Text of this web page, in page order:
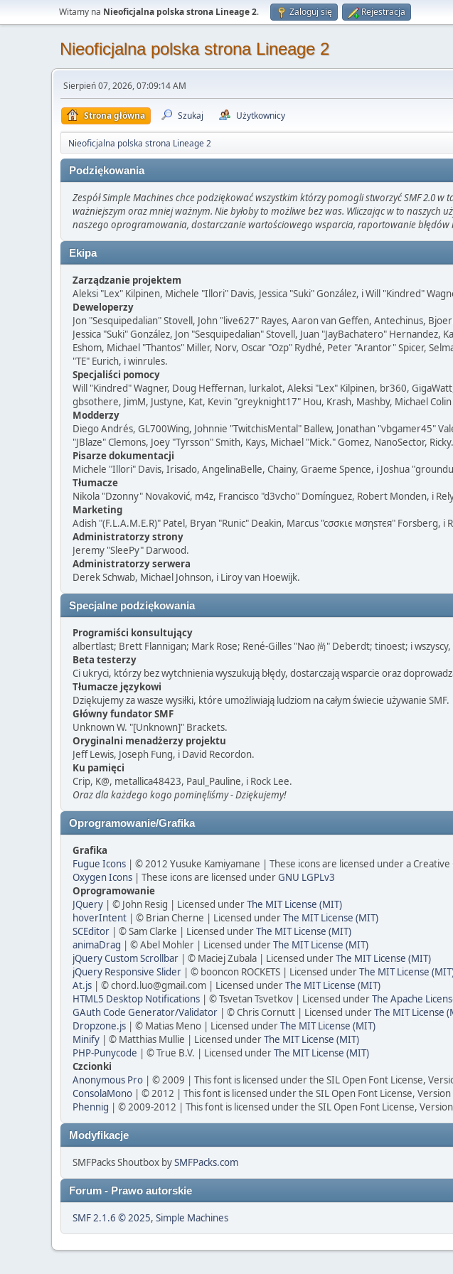
Witamy na Nieoficjalna polska strona Lineage 2. Zaloguj się Rejestracja
Nieoficjalna polska strona Lineage 2
Sierpień 07, 2026, 07:09:14 AM
Strona główna Szukaj Użytkownicy
Nieoficjalna polska strona Lineage 2
Podziękowania
Zespół Simple Machines chce podziękować wszystkim którzy pomogli stworzyć SMF 2.0
ważniejszym oraz mniej ważnym. Nie byłoby to możliwe bez was. Wliczając w to
naszego oprogramowania, dostarczanie wartościowego wsparcia, raportowanie błędów
Ekipa
Zarządzanie projektem
Aleksi "Lex" Kilpinen, Michele "Illori" Davis, Jessica "Suki" González, i Will "Kindred"
Deweloperzy
Jon "Sesquipedalian" Stovell, John "live627" Rayes, Aaron van Geffen, Antechinus,
Jessica "Suki" González, Jon "Sesquipedalian" Stovell, Juan "JayBachatero"
Eshom, Michael "Thantos" Miller, Norv, Oscar "Ozp" Rydhé, Peter "Arantor" Spicer,
"TE" Eurich, i winrules.
Specjaliści pomocy
Will "Kindred" Wagner, Doug Heffernan, lurkalot, Aleksi "Lex" Kilpinen, br360,
gbsothere, JimM, Justyne, Kat, Kevin "greyknight17" Hou, Krash, Mashby, Michael
Modderzy
Diego Andrés, GL700Wing, Johnnie "TwitchisMental" Ballew, Jonathan "vbgamer45"
"JBlaze" Clemons, Joey "Tyrsson" Smith, Kays, Michael "Mick." Gomez, NanoSector,
Pisarze dokumentacji
Michele "Illori" Davis, Irisado, AngelinaBelle, Chainy, Graeme Spence, i Joshua
Tłumacze
Nikola "Dzonny" Novaković, m4z, Francisco "d3vcho" Domínguez, Robert Monden, i
Marketing
Adish "(F.L.A.M.E.R)" Patel, Bryan "Runic" Deakin, Marcus "cσσкιє мσηѕтєя" Forsberg, i
Administratorzy strony
Jeremy "SleePy" Darwood.
Administratorzy serwera
Derek Schwab, Michael Johnson, i Liroy van Hoewijk.
Specjalne podziękowania
Programiści konsultujący
albertlast; Brett Flannigan; Mark Rose; René-Gilles "Nao 尚" Deberdt; tinoest; i
Beta testerzy
Ci ukryci, którzy bez wytchnienia wyszukują błędy, dostarczają wsparcie oraz
Tłumacze językowi
Dziękujemy za wasze wysiłki, które umożliwiają ludziom na całym świecie używanie SMF.
Główny fundator SMF
Unknown W. "[Unknown]" Brackets.
Oryginalni menadżerzy projektu
Jeff Lewis, Joseph Fung, i David Recordon.
Ku pamięci
Crip, K@, metallica48423, Paul_Pauline, i Rock Lee.
Oraz dla każdego kogo pominęliśmy - Dziękujemy!
Oprogramowanie/Grafika
Grafika
Fugue Icons | © 2012 Yusuke Kamiyamane | These icons are licensed under a
Oxygen Icons | These icons are licensed underGNU LGPLv3
Oprogramowanie
JQuery | © John Resig | Licensed underThe MIT License (MIT)
hoverIntent | © Brian Cherne | Licensed underThe MIT License (MIT)
SCEditor | © Sam Clarke | Licensed underThe MIT License (MIT)
animaDrag | © Abel Mohler | Licensed underThe MIT License (MIT)
jQuery Custom Scrollbar | © Maciej Zubala | Licensed underThe MIT License (MIT)
jQuery Responsive Slider | © booncon ROCKETS | Licensed underThe MIT License
At.js | ©chord.luo@gmail.com | Licensed underThe MIT License (MIT)
HTML5 Desktop Notifications | © Tsvetan Tsvetkov | Licensed underThe Apache
GAuth Code Generator/Validator | © Chris Cornutt | Licensed underThe MIT License
Dropzone.js | © Matias Meno | Licensed underThe MIT License (MIT)
Minify | © Matthias Mullie | Licensed underThe MIT License (MIT)
PHP-Punycode | © True B.V. | Licensed underThe MIT License (MIT)
Czcionki
Anonymous Pro | © 2009 | This font is licensed under the SIL Open Font License,
ConsolaMono | © 2012 | This font is licensed under the SIL Open Font License, Version
Phennig | © 2009-2012 | This font is licensed under the SIL Open Font License,
Modyfikacje
SMFPacks Shoutbox bySMFPacks.com
Forum - Prawo autorskie
SMF 2.1.6 © 2025, Simple Machines